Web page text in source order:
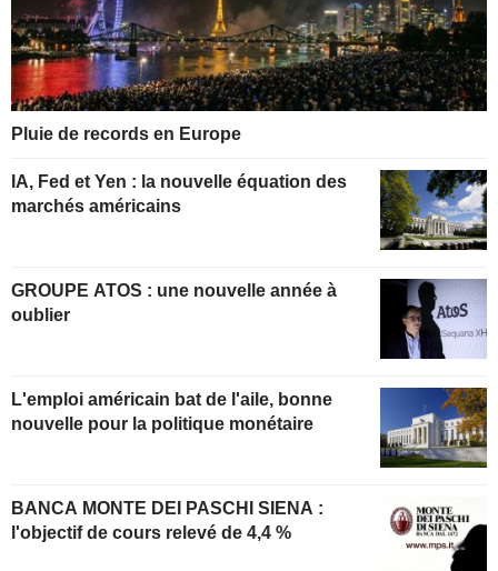
Pluie de records en Europe
IA, Fed et Yen : la nouvelle équation des
marchés américains
GROUPE ATOS : une nouvelle année à
oublier
L'emploi américain bat de l'aile, bonne
nouvelle pour la politique monétaire
BANCA MONTE DEI PASCHI SIENA :
l'objectif de cours relevé de 4,4 %